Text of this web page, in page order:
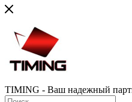
TIMING - Ваш надежный